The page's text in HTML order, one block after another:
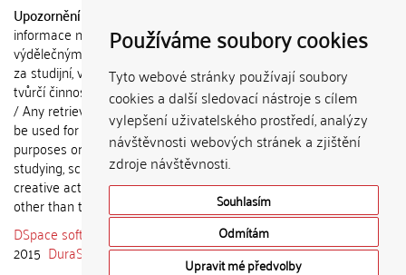
Používáme soubory cookies
Tyto webové stránky používají soubory
cookies a další sledovací nástroje s cílem
vylepšení uživatelského prostředí, analýzy
návštěvnosti webových stránek a zjištění
zdroje návštěvnosti.
Souhlasím
Odmítám
Upravit mé předvolby
Upozornění / Notice:
informace nemohou být použity k
výdělečným účelům nebo vydávány
za studijní, vědeckou nebo jinou
tvůrčí činnost jiné osoby než autora.
/ Any retrieved information shall not
be used for any commercial
purposes or claimed as results of
studying, scientific or any other
creative activities of any person
other than the author.
DSpace software
copyright © 2002-
2015 DuraSpace